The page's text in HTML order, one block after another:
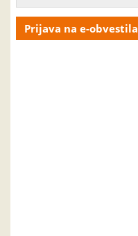
Prijava na e-obvestila